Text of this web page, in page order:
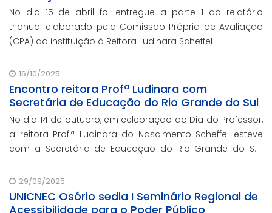
No dia 15 de abril foi entregue a parte 1 do relatório
trianual elaborado pela Comissão Própria de Avaliação
(CPA) da instituição à Reitora Ludinara Scheffel
16/10/2025
Encontro reitora Profª Ludinara com
Secretária de Educação do Rio Grande do Sul
No dia 14 de outubro, em celebração ao Dia do Professor,
a reitora Prof.ª Ludinara do Nascimento Scheffel esteve
com a Secretária de Educação do Rio Grande do Sul,
29/09/2025
UNICNEC Osório sedia I Seminário Regional de
Acessibilidade para o Poder Público